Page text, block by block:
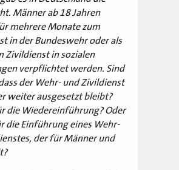
Männer ab 18 Jahren
mehrere Monate zum
in der Bundeswehr oder als
Zivildienst in sozialen
verpflichtet werden. Sind
der Wehr- und Zivildienst
weiter ausgesetzt bleibt?
die Wiedereinführung? Oder
die Einführung eines Wehr-
der für Männer und